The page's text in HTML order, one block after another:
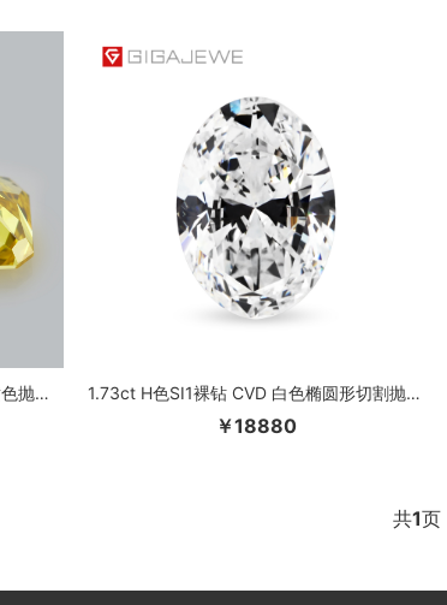
GIGAJEWE 1.417 克拉裸钻 HPHT 黄色抛光钻石实验室培育 Radiant 明亮式切割 1.73ct H色SI1裸钻 CVD 白色椭圆形切割抛光钻石实验室培育，带有 IGI 证书圆形垫形明亮式切割 cvd 钻石
￥18880
共1页